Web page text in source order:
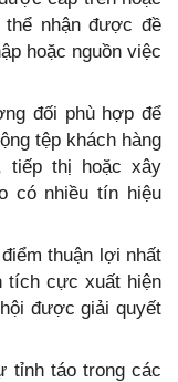
nhận được đề
hoặc nguồn việc
đối phù hợp để
tệp khách hàng
tiếp thị hoặc xây
có nhiều tín hiệu
thuận lợi nhất
tích cực xuất hiện
được giải quyết
tỉnh táo trong các